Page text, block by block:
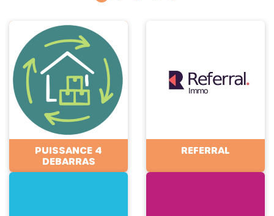
PUISSANCE 4
DEBARRAS
REFERRAL